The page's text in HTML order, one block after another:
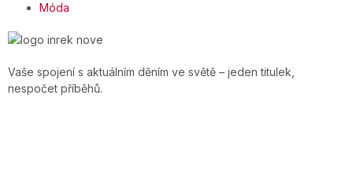
Móda
Vaše spojení s aktuálním děním ve světě – jeden titulek,
nespočet příběhů.